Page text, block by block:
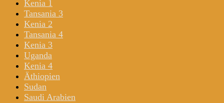
Kenia 1
Tansania 3
Kenia 2
Tansania 4
Kenia 3
Uganda
Kenia 4
Äthiopien
Sudan
Saudi Arabien